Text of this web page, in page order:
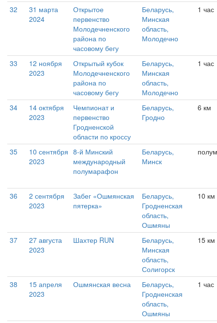
32
31 марта
2024
Открытое
первенство
Молодечненского
района по
часовому бегу
Беларусь,
Минская
область,
Молодечно
1 час
33
12 ноября
2023
Открытый кубок
Молодечненского
района по
часовому бегу
Беларусь,
Минская
область,
Молодечно
1 час
34
14 октября
2023
Чемпионат и
первенство
Гродненской
области по кроссу
Беларусь,
Гродно
6 км
35
10 сентября
2023
8-й Минский
международный
полумарафон
Беларусь,
Минск
36
2 сентября
2023
Забег «Ошмянская
пятерка»
Беларусь,
Гродненская
область,
Ошмяны
10 км
37
27 августа
2023
Шахтер RUN
Беларусь,
Минская
область,
Солигорск
15 км
38
15 апреля
2023
Ошмянская весна
Беларусь,
Гродненская
область,
Ошмяны
1 час